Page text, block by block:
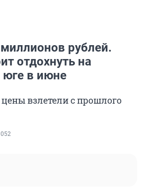
рублей.
отдохнуть на
юге в июне
цены взлетели с прошлого